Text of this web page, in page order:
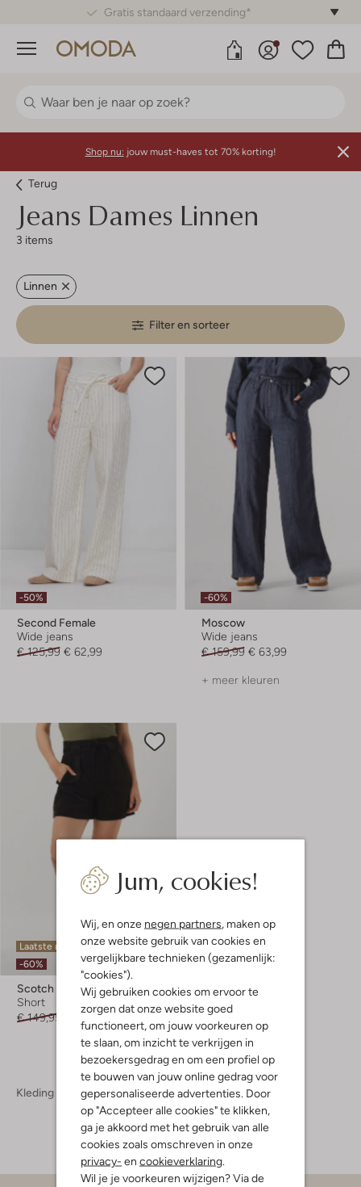
Gratis standaard verzending*
Menu
Jum, cookies!
Wij, en onze negen partners, maken op
onze website gebruik van cookies en
vergelijkbare technieken (gezamenlijk:
"cookies").
Wij gebruiken cookies om ervoor te
zorgen dat onze website goed
functioneert, om jouw voorkeuren op
te slaan, om inzicht te verkrijgen in
bezoekersgedrag en om een profiel op
te bouwen van jouw online gedrag voor
gepersonaliseerde advertenties. Door
op "Accepteer alle cookies" te klikken,
ga je akkoord met het gebruik van alle
cookies zoals omschreven in onze
privacy- en cookieverklaring.
Wil je je voorkeuren wijzigen? Via de
Shop nu: jouw must-haves tot 70% korting!
Terug
Jeans Dames Linnen
3 items
Linnen
Filter en sorteer
-50%
Second Female
Wide jeans
€ 125,99 € 62,99
-60%
Moscow
Wide jeans
€ 159,99 € 63,99
+ meer kleuren
Laatste maten
-60%
Scotch & Soda
Short
€ 149,95
€ 59,99
Kleding Jeans Jeans Dames